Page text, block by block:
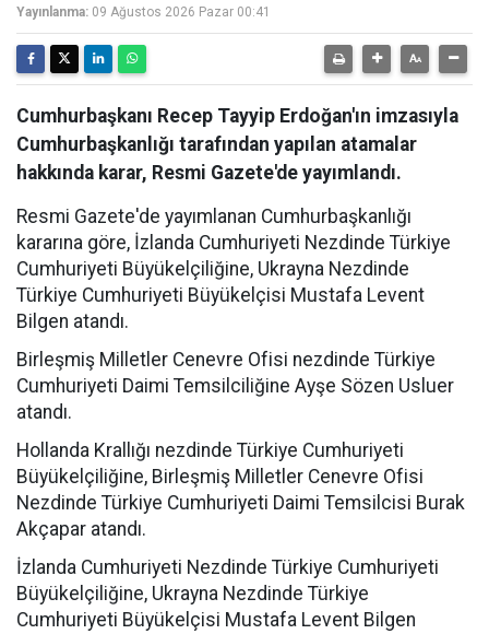
Yayınlanma: 09 Ağustos 2026 Pazar 00:41
Cumhurbaşkanı Recep Tayyip Erdoğan'ın imzasıyla
Cumhurbaşkanlığı tarafından yapılan atamalar
hakkında karar, Resmi Gazete'de yayımlandı.
Resmi Gazete'de yayımlanan Cumhurbaşkanlığı
kararına göre, İzlanda Cumhuriyeti Nezdinde Türkiye
Cumhuriyeti Büyükelçiliğine, Ukrayna Nezdinde
Türkiye Cumhuriyeti Büyükelçisi Mustafa Levent
Bilgen atandı.
Birleşmiş Milletler Cenevre Ofisi nezdinde Türkiye
Cumhuriyeti Daimi Temsilciliğine Ayşe Sözen Usluer
atandı.
Hollanda Krallığı nezdinde Türkiye Cumhuriyeti
Büyükelçiliğine, Birleşmiş Milletler Cenevre Ofisi
Nezdinde Türkiye Cumhuriyeti Daimi Temsilcisi Burak
Akçapar atandı.
İzlanda Cumhuriyeti Nezdinde Türkiye Cumhuriyeti
Büyükelçiliğine, Ukrayna Nezdinde Türkiye
Cumhuriyeti Büyükelçisi Mustafa Levent Bilgen